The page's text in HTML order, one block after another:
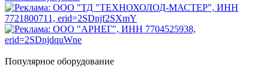
Популярное оборудование